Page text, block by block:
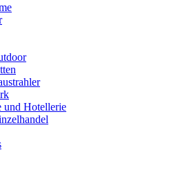
und Hotellerie